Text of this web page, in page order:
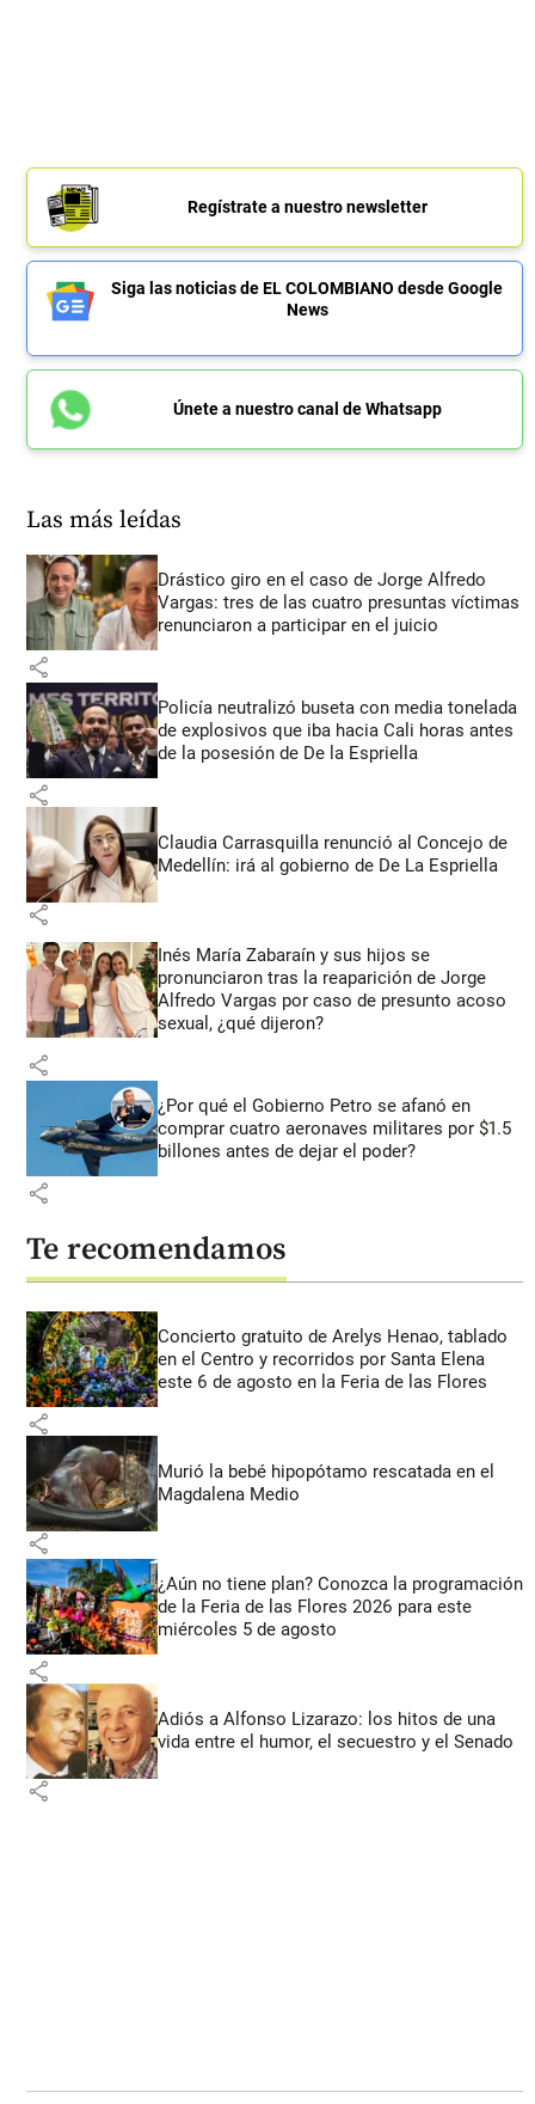
Regístrate a nuestro newsletter
Siga las noticias de EL COLOMBIANO desde Google
News
Únete a nuestro canal de Whatsapp
Las más leídas
Drástico giro en el caso de Jorge Alfredo
Vargas: tres de las cuatro presuntas víctimas
renunciaron a participar en el juicio
share
Policía neutralizó buseta con media tonelada
de explosivos que iba hacia Cali horas antes
de la posesión de De la Espriella
share
Claudia Carrasquilla renunció al Concejo de
Medellín: irá al gobierno de De La Espriella
share
Inés María Zabaraín y sus hijos se
pronunciaron tras la reaparición de Jorge
Alfredo Vargas por caso de presunto acoso
sexual, ¿qué dijeron?
share
¿Por qué el Gobierno Petro se afanó en
comprar cuatro aeronaves militares por $1.5
billones antes de dejar el poder?
share
Te recomendamos
Concierto gratuito de Arelys Henao, tablado
en el Centro y recorridos por Santa Elena
este 6 de agosto en la Feria de las Flores
share
Murió la bebé hipopótamo rescatada en el
Magdalena Medio
share
¿Aún no tiene plan? Conozca la programación
de la Feria de las Flores 2026 para este
miércoles 5 de agosto
share
Adiós a Alfonso Lizarazo: los hitos de una
vida entre el humor, el secuestro y el Senado
share